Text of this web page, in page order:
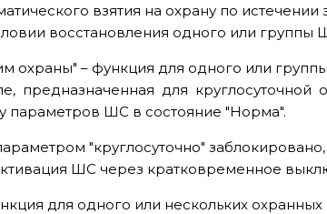
взятия на охрану по
восстановления одного или группы
охраны" – функция для одного или
предназначенная для круглосуточной
параметров ШС в состояние "Норма".
"круглосуточно"
ШС через кратковременное
для одного или нескольких